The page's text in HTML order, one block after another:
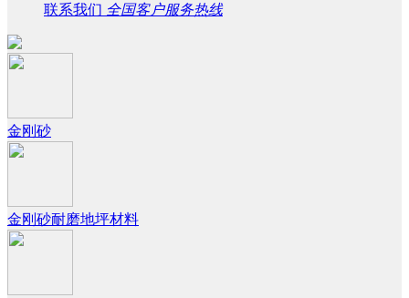
联系我们 全国客户服务热线
金刚砂
金刚砂耐磨地坪材料